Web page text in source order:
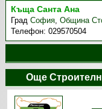
Къща Санта Ана
ГрадСофия ,Община
Телефон:029570504
Още